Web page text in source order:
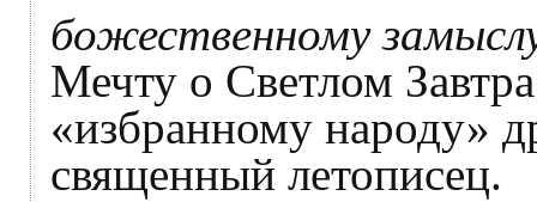
божественному
Мечту о Светлом
«избранному народу»
священный летописец.